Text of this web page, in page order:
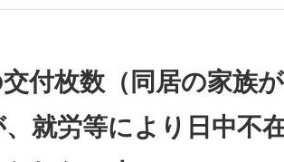
付枚数（同居の家族
就労等により日中不